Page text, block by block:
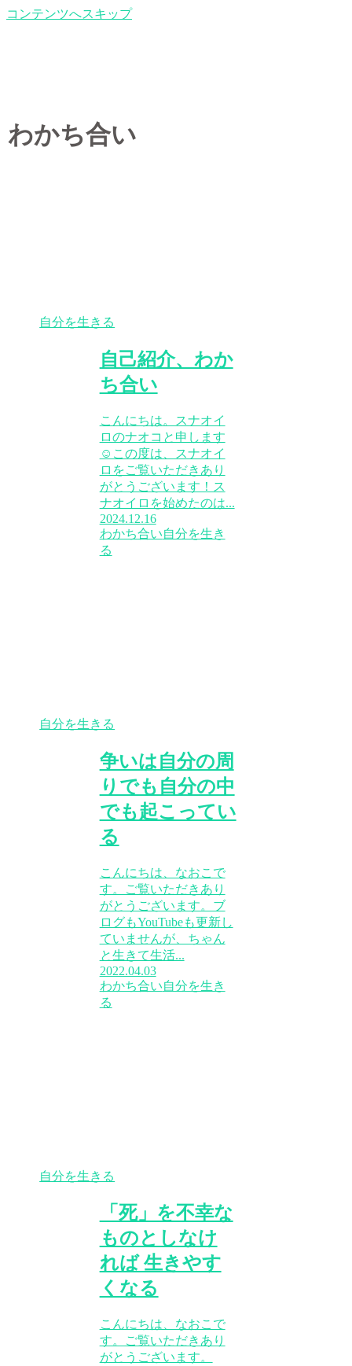
コンテンツへスキップ
わかち合い
自分を生きる
自己紹介、わか
ち合い
こんにちは。スナオイ
ロのナオコと申します
☺この度は、スナオイ
ロをご覧いただきあり
がとうございます！ス
ナオイロを始めたのは...
2024.12.16
わかち合い自分を生き
る
自分を生きる
争いは自分の周
りでも自分の中
でも起こってい
る
こんにちは、なおこで
す。ご覧いただきあり
がとうございます。ブ
ログもYouTubeも更新し
ていませんが、ちゃん
と生きて生活...
2022.04.03
わかち合い自分を生き
る
自分を生きる
「死」を不幸な
ものとしなけ
れば 生きやす
くなる
こんにちは、なおこで
す。ご覧いただきあり
がとうございます。